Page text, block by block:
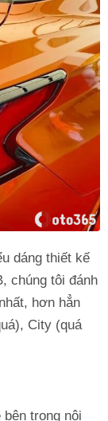
dáng thiết kế
chúng tôi đánh
hơn hẳn
City (quá
trong nội